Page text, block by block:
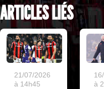
ARTICLES LIÉS
21/07/2026
à 14h45
à